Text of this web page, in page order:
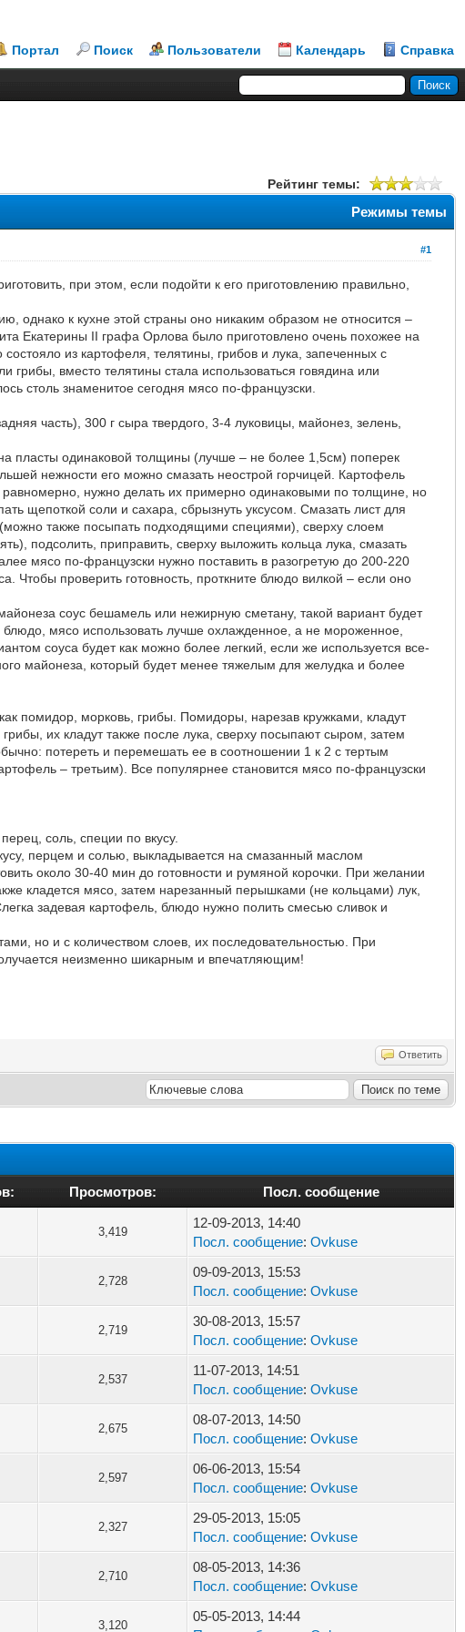
Портал Поиск Пользователи Календарь Справка
Рейтинг темы:
Режимы темы
#1
при этом, если подойти к его приготовлению правильно,
однако к кухне этой страны оно никаким образом не относится –
Екатерины II графа Орлова было приготовлено очень похожее на
из картофеля, телятины, грибов и лука, запеченных с
вместо телятины стала использоваться говядина или
столь знаменитое сегодня мясо по-французски.
часть), 300 г сыра твердого, 3-4 луковицы, майонез, зелень,
пласты одинаковой толщины (лучше – не более 1,5см) поперек
нежности его можно смазать неострой горчицей. Картофель
нужно делать их примерно одинаковыми по толщине, но
щепоткой соли и сахара, сбрызнуть уксусом. Смазать лист для
также посыпать подходящими специями), сверху слоем
подсолить, приправить, сверху выложить кольца лука, смазать
мясо по-французски нужно поставить в разогретую до 200-220
Чтобы проверить готовность, проткните блюдо вилкой – если оно
соус бешамель или нежирную сметану, такой вариант будет
мясо использовать лучше охлажденное, а не мороженное,
соуса будет как можно более легкий, если же используется все-
майонеза, который будет менее тяжелым для желудка и более
помидор, морковь, грибы. Помидоры, нарезав кружками, кладут
их кладут также после лука, сверху посыпают сыром, затем
потереть и перемешать ее в соотношении 1 к 2 с тертым
– третьим). Все популярнее становится мясо по-французски
соль, специи по вкусу.
перцем и солью, выкладывается на смазанный маслом
около 30-40 мин до готовности и румяной корочки. При желании
кладется мясо, затем нарезанный перышками (не кольцами) лук,
задевая картофель, блюдо нужно полить смесью сливок и
но и с количеством слоев, их последовательностью. При
неизменно шикарным и впечатляющим!
Ответить
Просмотров: Посл. сообщение
3,419
12-09-2013, 14:40
Посл. сообщение: Ovkuse
2,728
09-09-2013, 15:53
Посл. сообщение: Ovkuse
2,719
30-08-2013, 15:57
Посл. сообщение: Ovkuse
2,537
11-07-2013, 14:51
Посл. сообщение: Ovkuse
2,675
08-07-2013, 14:50
Посл. сообщение: Ovkuse
2,597
06-06-2013, 15:54
Посл. сообщение: Ovkuse
2,327
29-05-2013, 15:05
Посл. сообщение: Ovkuse
2,710
08-05-2013, 14:36
Посл. сообщение: Ovkuse
3,120
05-05-2013, 14:44